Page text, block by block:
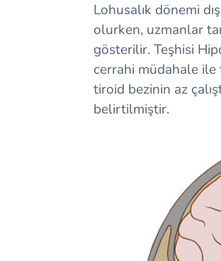
Lohusalık dönemi
olurken, uzmanlar
gösterilir. Teşhisi
cerrahi müdahale ile
tiroid bezinin az
belirtilmiştir.